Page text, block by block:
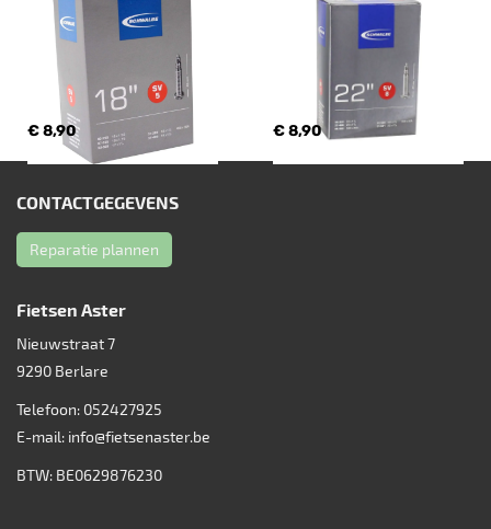
€ 8,90 € 8,90
CONTACTGEGEVENS
Reparatie plannen
Fietsen Aster
Nieuwstraat 7
9290 Berlare
Telefoon: 052427925
E-mail: info@fietsenaster.be
BTW: BE0629876230